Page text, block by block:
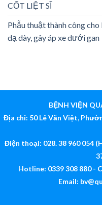
CỐT LIỆT SĨ
Phẫu thuật thành công
dạ dày, gây áp xe dưới gan
BỆNH VIỆN
Địa chỉ: 50 Lê Văn Việt,
Điện thoại: 028. 38 960 054
Hotline: 0339 308 880 -
Email: